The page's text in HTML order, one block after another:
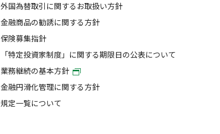
外国為替取引に関するお取扱い方針
金融商品の勧誘に関する方針
保険募集指針
「特定投資家制度」に関する期限日の公表について
業務継続の基本方針
金融円滑化管理に関する方針
規定一覧について